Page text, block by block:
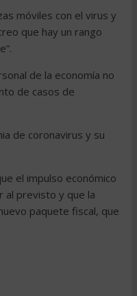
móviles con el virus y
que hay un rango
de la economía no
de casos de
de coronavirus y su
el impulso económico
al previsto y que la
paquete fiscal, que